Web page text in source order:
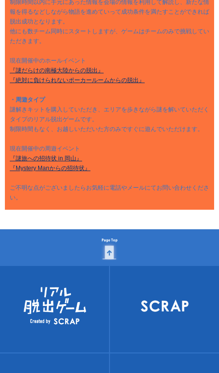
制限時間以内に手元にあった情報を会場の情報を利用して解読し、新たな情
報を得るなどしながら物語を進めていって成功条件を満たすことができれば
脱出成功となります。
他にも数チーム同時にスタートしますが、ゲームはチームのみで挑戦してい
ただきます。
現在開催中のホールイベント
『謎だらけの南極大陸からの脱出』
『絶対に負けられないポーカールームからの脱出』
・周遊タイプ
謎解きキットを購入していただき、エリアを歩きながら謎を解いていただく
タイプのリアル脱出ゲームです。
制限時間もなく、お越しいただいた方のみですぐに遊んでいただけます。
現在開催中の周遊イベント
『謎旅への招待状 in 岡山』
『Mystery Manからの招待状』
ご不明な点がございましたらお気軽に電話やメールにてお問い合わせくださ
い。